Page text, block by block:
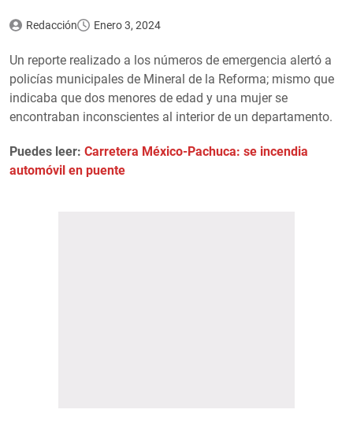
Redacción Enero 3, 2024
Un reporte realizado a los números de emergencia alertó a
policías municipales de Mineral de la Reforma; mismo que
indicaba que dos menores de edad y una mujer se
encontraban inconscientes al interior de un departamento.
Puedes leer: Carretera México-Pachuca: se incendia
automóvil en puente